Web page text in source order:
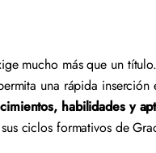
mucho más que un
una rápida
habilidades y
ciclos formativos de